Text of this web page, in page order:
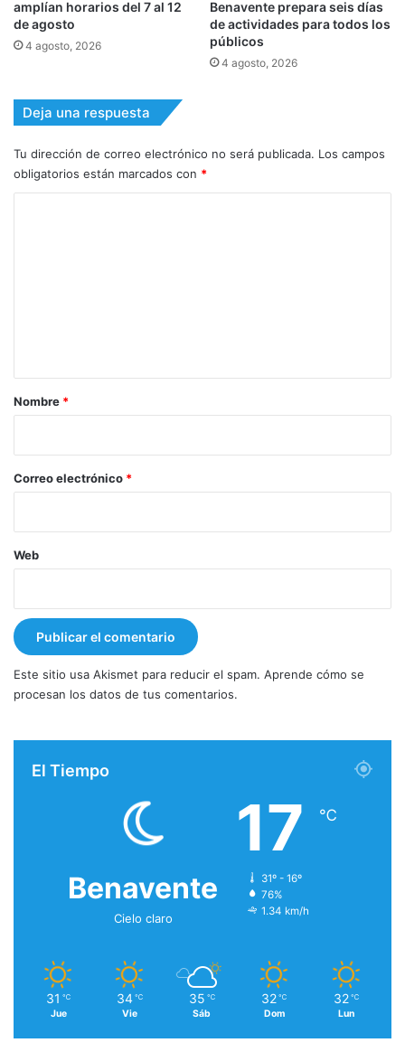
amplían horarios del 7 al 12
de agosto
4 agosto, 2026
Benavente prepara seis días
de actividades para todos los
públicos
4 agosto, 2026
Deja una respuesta
Tu dirección de correo electrónico no será publicada. Los campos
obligatorios están marcados con *
r
*
Nombre *
Correo electrónico *
Web
Este sitio usa Akismet para reducir el spam. Aprende cómo se
procesan los datos de tus comentarios.
El Tiempo
Benavente
Cielo claro
17 ℃
31º - 16º
76%
1.34 km/h
31 ℃
Jue
34 ℃
Vie
35 ℃
Sáb
32 ℃
Dom
32 ℃
Lun